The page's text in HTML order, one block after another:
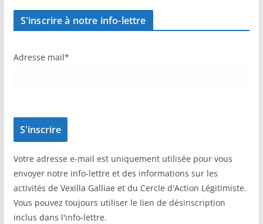
S'inscrire à notre info-lettre
Adresse mail*
Votre adresse e-mail est uniquement utilisée pour vous
envoyer notre info-lettre et des informations sur les
activités de Vexilla Galliae et du Cercle d'Action Légitimiste.
Vous pouvez toujours utiliser le lien de désinscription
inclus dans l'info-lettre.